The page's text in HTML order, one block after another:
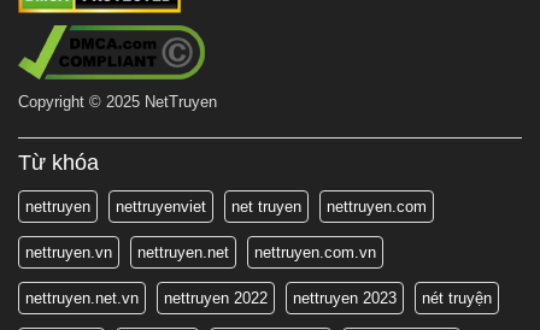
Copyright © 2025 NetTruyen
Từ khóa
nettruyen nettruyenviet net truyen nettruyen.com
nettruyen.vn nettruyen.net nettruyen.com.vn
nettruyen.net.vn nettruyen 2022 nettruyen 2023 nét truyện